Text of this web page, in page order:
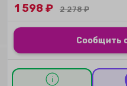
1 598 ₽ 2 278₽
Сообщить